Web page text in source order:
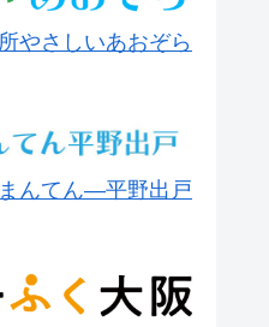
やさしいあおぞら
んてん―平野出戸